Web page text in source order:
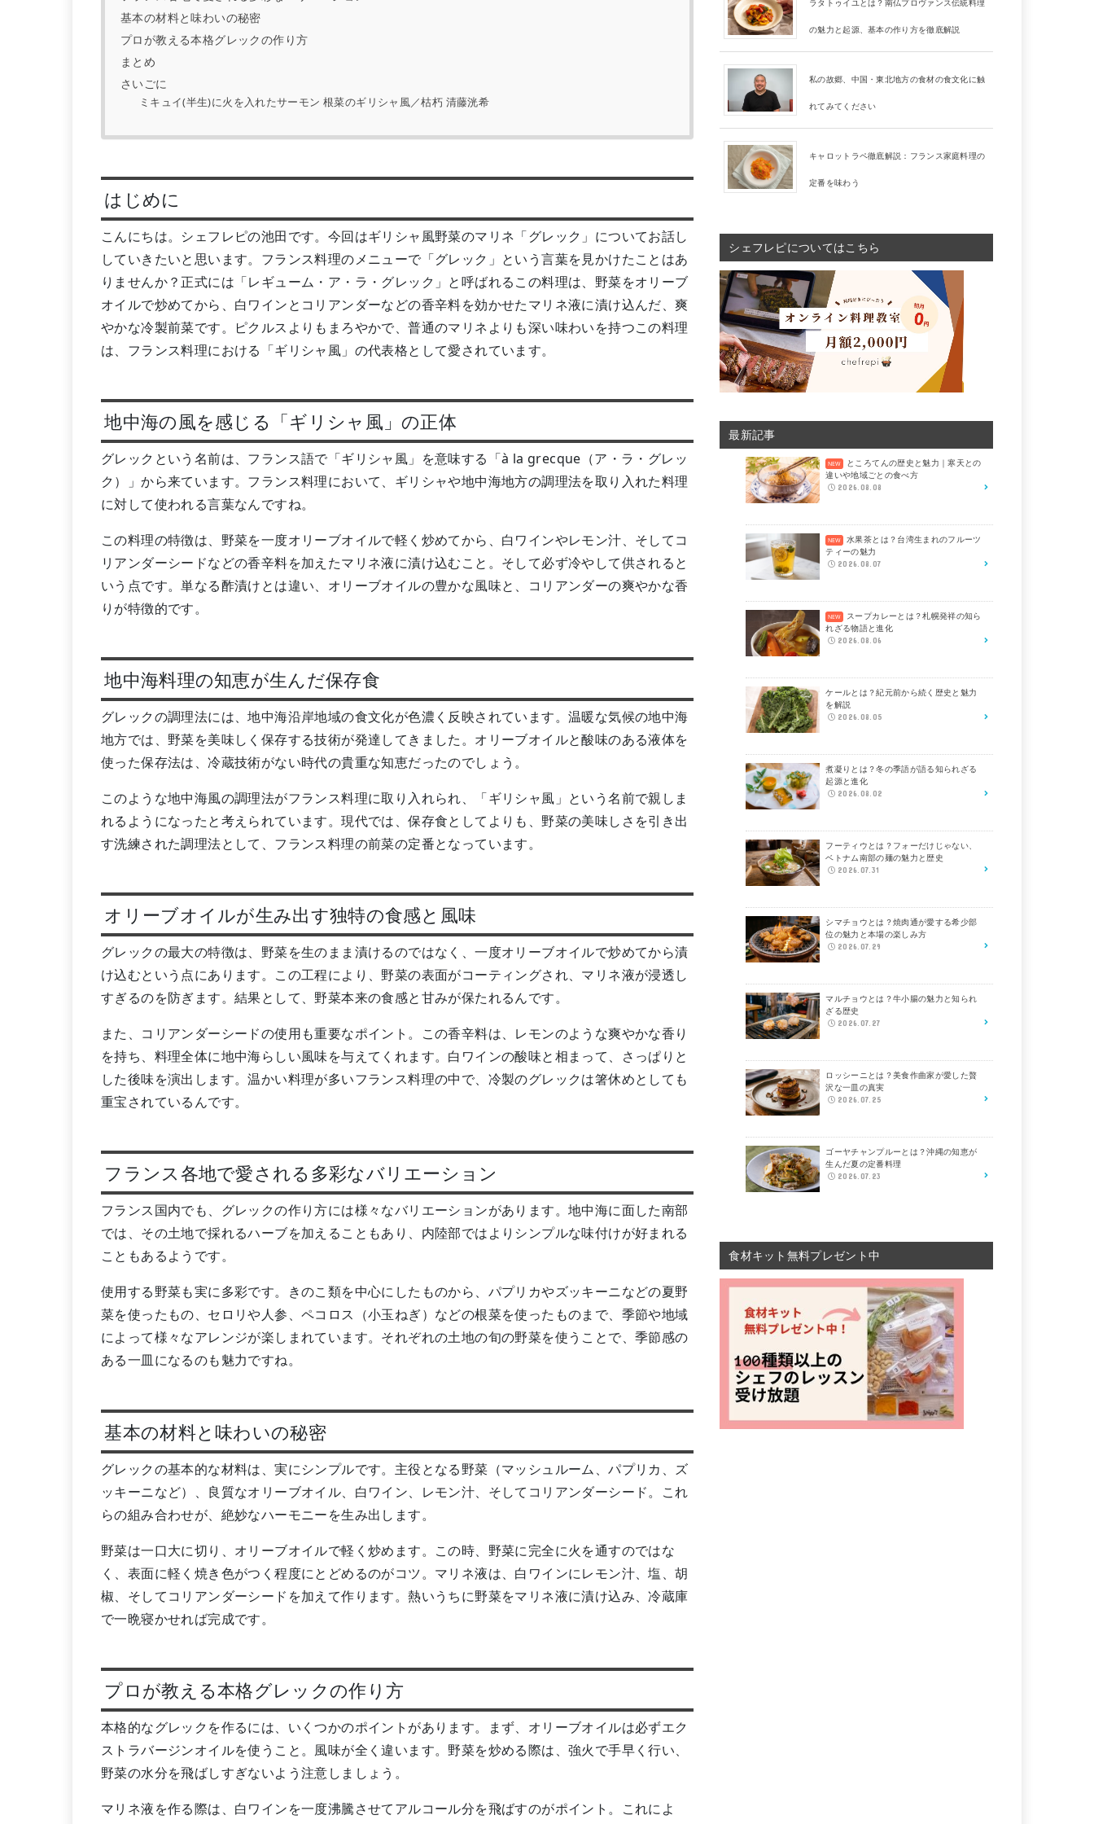
基本の材料と味わいの秘密
プロが教える本格グレックの作り方
まとめ
さいごに
ミキュイ(半生)に火を入れたサーモン 根菜のギリシャ風／枯朽 清藤洸希
はじめに
こんにちは。シェフレピの池田です。今回はギリシャ風野菜のマリネ「グレック」についてお話し
していきたいと思います。フランス料理のメニューで「グレック」という言葉を見かけたことはあ
りませんか？正式には「レギューム・ア・ラ・グレック」と呼ばれるこの料理は、野菜をオリーブ
オイルで炒めてから、白ワインとコリアンダーなどの香辛料を効かせたマリネ液に漬け込んだ、爽
やかな冷製前菜です。ピクルスよりもまろやかで、普通のマリネよりも深い味わいを持つこの料理
は、フランス料理における「ギリシャ風」の代表格として愛されています。
地中海の風を感じる「ギリシャ風」の正体
グレックという名前は、フランス語で「ギリシャ風」を意味する「à la grecque（ア・ラ・グレッ
ク）」から来ています。フランス料理において、ギリシャや地中海地方の調理法を取り入れた料理
に対して使われる言葉なんですね。
この料理の特徴は、野菜を一度オリーブオイルで軽く炒めてから、白ワインやレモン汁、そしてコ
リアンダーシードなどの香辛料を加えたマリネ液に漬け込むこと。そして必ず冷やして供されると
いう点です。単なる酢漬けとは違い、オリーブオイルの豊かな風味と、コリアンダーの爽やかな香
りが特徴的です。
地中海料理の知恵が生んだ保存食
グレックの調理法には、地中海沿岸地域の食文化が色濃く反映されています。温暖な気候の地中海
地方では、野菜を美味しく保存する技術が発達してきました。オリーブオイルと酸味のある液体を
使った保存法は、冷蔵技術がない時代の貴重な知恵だったのでしょう。
このような地中海風の調理法がフランス料理に取り入れられ、「ギリシャ風」という名前で親しま
れるようになったと考えられています。現代では、保存食としてよりも、野菜の美味しさを引き出
す洗練された調理法として、フランス料理の前菜の定番となっています。
オリーブオイルが生み出す独特の食感と風味
グレックの最大の特徴は、野菜を生のまま漬けるのではなく、一度オリーブオイルで炒めてから漬
け込むという点にあります。この工程により、野菜の表面がコーティングされ、マリネ液が浸透し
すぎるのを防ぎます。結果として、野菜本来の食感と甘みが保たれるんです。
また、コリアンダーシードの使用も重要なポイント。この香辛料は、レモンのような爽やかな香り
を持ち、料理全体に地中海らしい風味を与えてくれます。白ワインの酸味と相まって、さっぱりと
した後味を演出します。温かい料理が多いフランス料理の中で、冷製のグレックは箸休めとしても
重宝されているんです。
フランス各地で愛される多彩なバリエーション
フランス国内でも、グレックの作り方には様々なバリエーションがあります。地中海に面した南部
では、その土地で採れるハーブを加えることもあり、内陸部ではよりシンプルな味付けが好まれる
こともあるようです。
使用する野菜も実に多彩です。きのこ類を中心にしたものから、パプリカやズッキーニなどの夏野
菜を使ったもの、セロリや人参、ペコロス（小玉ねぎ）などの根菜を使ったものまで、季節や地域
によって様々なアレンジが楽しまれています。それぞれの土地の旬の野菜を使うことで、季節感の
ある一皿になるのも魅力ですね。
基本の材料と味わいの秘密
グレックの基本的な材料は、実にシンプルです。主役となる野菜（マッシュルーム、パプリカ、ズ
ッキーニなど）、良質なオリーブオイル、白ワイン、レモン汁、そしてコリアンダーシード。これ
らの組み合わせが、絶妙なハーモニーを生み出します。
野菜は一口大に切り、オリーブオイルで軽く炒めます。この時、野菜に完全に火を通すのではな
く、表面に軽く焼き色がつく程度にとどめるのがコツ。マリネ液は、白ワインにレモン汁、塩、胡
椒、そしてコリアンダーシードを加えて作ります。熱いうちに野菜をマリネ液に漬け込み、冷蔵庫
で一晩寝かせれば完成です。
プロが教える本格グレックの作り方
本格的なグレックを作るには、いくつかのポイントがあります。まず、オリーブオイルは必ずエク
ストラバージンオイルを使うこと。風味が全く違います。野菜を炒める際は、強火で手早く行い、
野菜の水分を飛ばしすぎないよう注意しましょう。
マリネ液を作る際は、白ワインを一度沸騰させてアルコール分を飛ばすのがポイント。これによ
の魅力と起源、基本の作り方を徹底解説
私の故郷、中国・東北地方の食材の食文化に触
れてみてください
キャロットラペ徹底解説：フランス家庭料理の
定番を味わう
シェフレピについてはこちら
最新記事
ところてんの歴史と魅力｜寒天との
違いや地域ごとの食べ方
2026.08.08
水果茶とは？台湾生まれのフルーツ
ティーの魅力
2026.08.07
スープカレーとは？札幌発祥の知ら
れざる物語と進化
2026.08.06
ケールとは？紀元前から続く歴史と魅力
を解説
2026.08.05
煮凝りとは？冬の季語が語る知られざる
起源と進化
2026.08.02
フーティウとは？フォーだけじゃない、
ベトナム南部の麺の魅力と歴史
2026.07.31
シマチョウとは？焼肉通が愛する希少部
位の魅力と本場の楽しみ方
2026.07.29
マルチョウとは？牛小腸の魅力と知られ
ざる歴史
2026.07.27
ロッシーニとは？美食作曲家が愛した贅
沢な一皿の真実
2026.07.25
ゴーヤチャンプルーとは？沖縄の知恵が
生んだ夏の定番料理
2026.07.23
食材キット無料プレゼント中